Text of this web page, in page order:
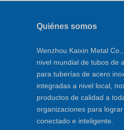
Quiénes somos
Wenzhou Kaixin Metal
nivel mundial de tubos de
para tuberías de acero
integradas a nivel local,
productos de calidad a
organizaciones para
conectado e inteligente.